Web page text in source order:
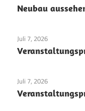
Neubau
Juli 7, 2026
Juli 7, 2026